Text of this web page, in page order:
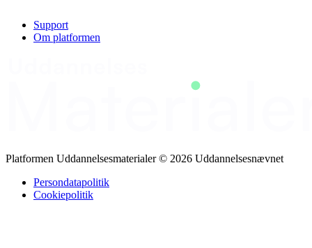
Support
Om platformen
Platformen Uddannelsesmaterialer © 2026 Uddannelsesnævnet
Persondatapolitik
Cookiepolitik